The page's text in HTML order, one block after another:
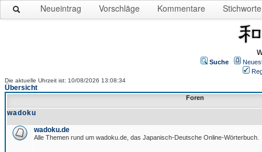
Neueintrag Vorschläge Kommentare Stichworte
Suche
Die aktuelle Uhrzeit ist: 10/08/2026 13:08:34
Übersicht
Foren
wadoku
wadoku.de
Alle Themen rund um wadoku.de, das Japanisch-Deutsche Online-Wörterbuch.